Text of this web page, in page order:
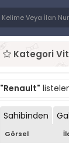
Kategori
"Renault"
Sahibinden
Görsel